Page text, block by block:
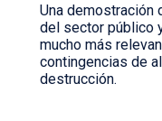
Una demostración
del sector público
mucho más
contingencias de
destrucción.